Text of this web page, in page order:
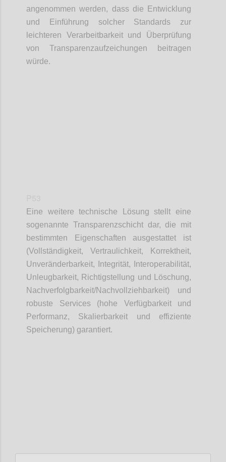
angenommen werden, dass die Entwicklung
und Einführung solcher Standards zur
leichteren Verarbeitbarkeit und Überprüfung
von Transparenzaufzeichungen beitragen
würde.
Eine weitere technische Lösung stellt eine
sogenannte Transparenzschicht dar, die mit
bestimmten Eigenschaften ausgestattet ist
(Vollständigkeit, Vertraulichkeit, Korrektheit,
Unveränderbarkeit, Integrität, Interoperabilität,
Unleugbarkeit, Richtigstellung und Löschung,
Nachverfolgbarkeit/Nachvollziehbarkeit) und
robuste Services (hohe Verfügbarkeit und
Performanz, Skalierbarkeit und effiziente
Speicherung) garantiert.